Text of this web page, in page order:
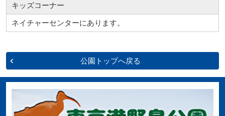
キッズコーナー
ネイチャーセンターにあります。
公園トップへ戻る